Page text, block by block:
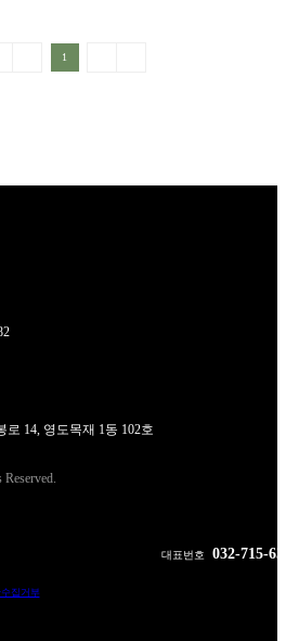
1
로 14, 영도목재 1동 102호
대표번호 032-715-
집거부